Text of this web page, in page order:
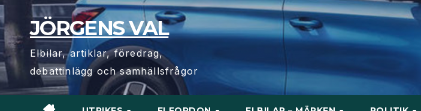
Hoppa
till
innehåll
JÖRGENS VAL
Elbilar, artiklar, föredrag,
debattinlägg och samhällsfrågor